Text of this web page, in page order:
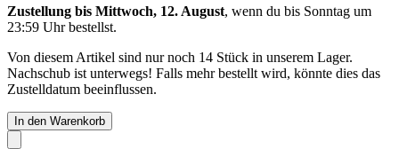
Zustellung bis Mittwoch, 12. August, wenn du bis Sonntag um
23:59 Uhrbestellst.
Von diesem Artikel sind nur noch 14 Stück in unserem Lager.
Nachschub ist unterwegs! Falls mehr bestellt wird, könnte dies das
Zustelldatum beeinflussen.
In den Warenkorb